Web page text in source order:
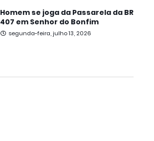
Homem se joga da Passarela da BR
407 em Senhor do Bonfim
segunda-feira, julho 13, 2026